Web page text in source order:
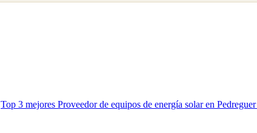
Top 3 mejores Proveedor de equipos de energía solar en Pedreguer